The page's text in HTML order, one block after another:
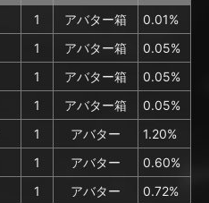
1 アバター箱
0.01%
1 アバター箱
0.05%
1 アバター箱
0.05%
1 アバター箱
0.05%
1 アバター
1.20%
1 アバター
0.60%
1 アバター
0.72%